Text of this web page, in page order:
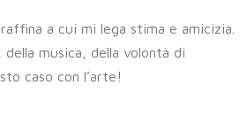
a cui mi lega stima e amicizia.
musica, della volontà di
caso con l’arte!